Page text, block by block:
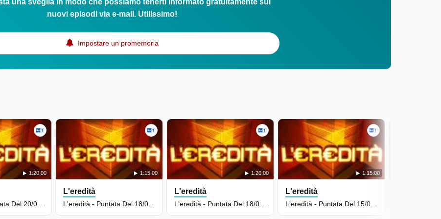
nuovi episodi via e-mail. Utilissimo!
Impostare un promemoria
1:20:00 1:15:00
L'eredità
1:20:00
L'eredità
1:15:00
L'eredità